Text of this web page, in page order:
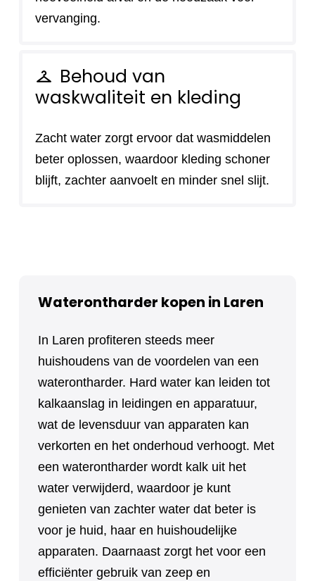
vervanging.
checkroom Behoud van
waskwaliteit en kleding
Zacht water zorgt ervoor dat wasmiddelen
beter oplossen, waardoor kleding schoner
blijft, zachter aanvoelt en minder snel slijt.
Waterontharder kopen in Laren
In Laren profiteren steeds meer
huishoudens van de voordelen van een
waterontharder. Hard water kan leiden tot
kalkaanslag in leidingen en apparatuur,
wat de levensduur van apparaten kan
verkorten en het onderhoud verhoogt. Met
een waterontharder wordt kalk uit het
water verwijderd, waardoor je kunt
genieten van zachter water dat beter is
voor je huid, haar en huishoudelijke
apparaten. Daarnaast zorgt het voor een
efficiënter gebruik van zeep en